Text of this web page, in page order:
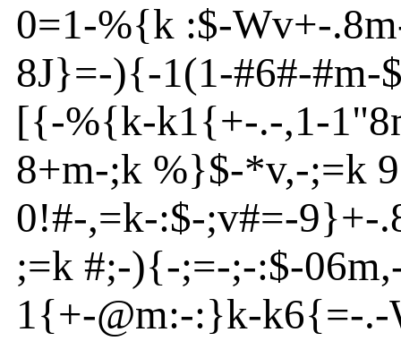
0=1-%{k :$-Wv+-.8m
8J}=-){-1(1-#6#-#m-
[{-%{k-k1{+-.-,1-
8+m-;k %}$-*v,-;=k
0!#-,=k-:$-;v#=-9}+-
;=k #;-){-;=-;-:$-06m,
1{+-@m:-:}k-k6{=-.-